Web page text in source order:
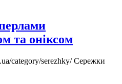
та оніксом
category/serezhky/Сережки